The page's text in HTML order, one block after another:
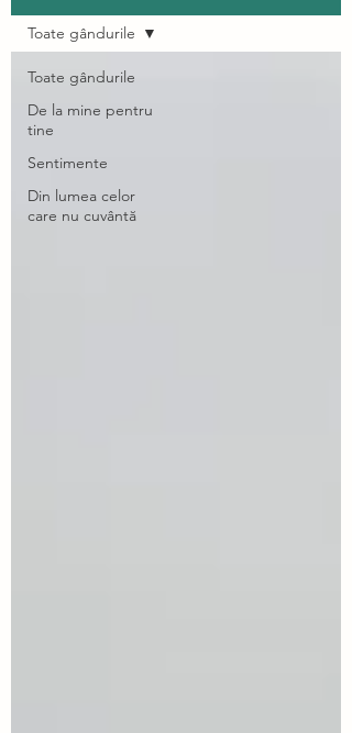
Toate gândurile
De la mine pentru
tine
Sentimente
Din lumea celor
care nu cuvântă
Toate gândurile